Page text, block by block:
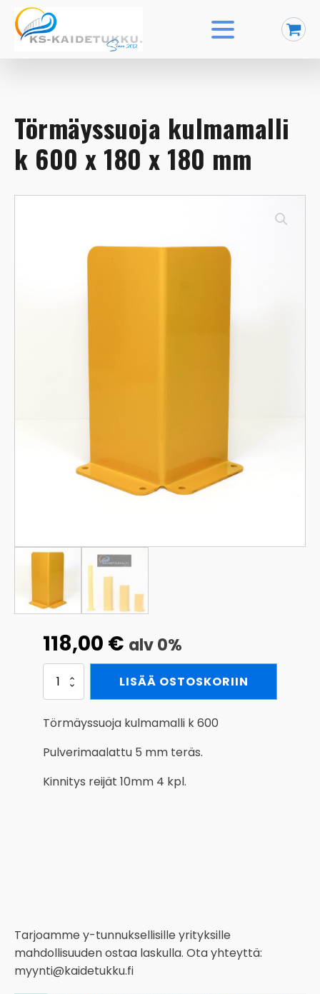
Törmäyssuoja kulmamalli
k 600 x 180 x 180 mm
118,00 € alv 0%
Törmäyssuoja
kulmamalli
k
600
x
x
mm
LISÄÄ OSTOSKORIIN
Törmäyssuoja kulmamalli k 600
Pulverimaalattu 5 mm teräs.
Kinnitys reijät 10mm 4 kpl.
Tarjoamme y-tunnuksellisille yrityksille
mahdollisuuden ostaa laskulla. Ota yhteyttä:
myynti@kaidetukku.fi